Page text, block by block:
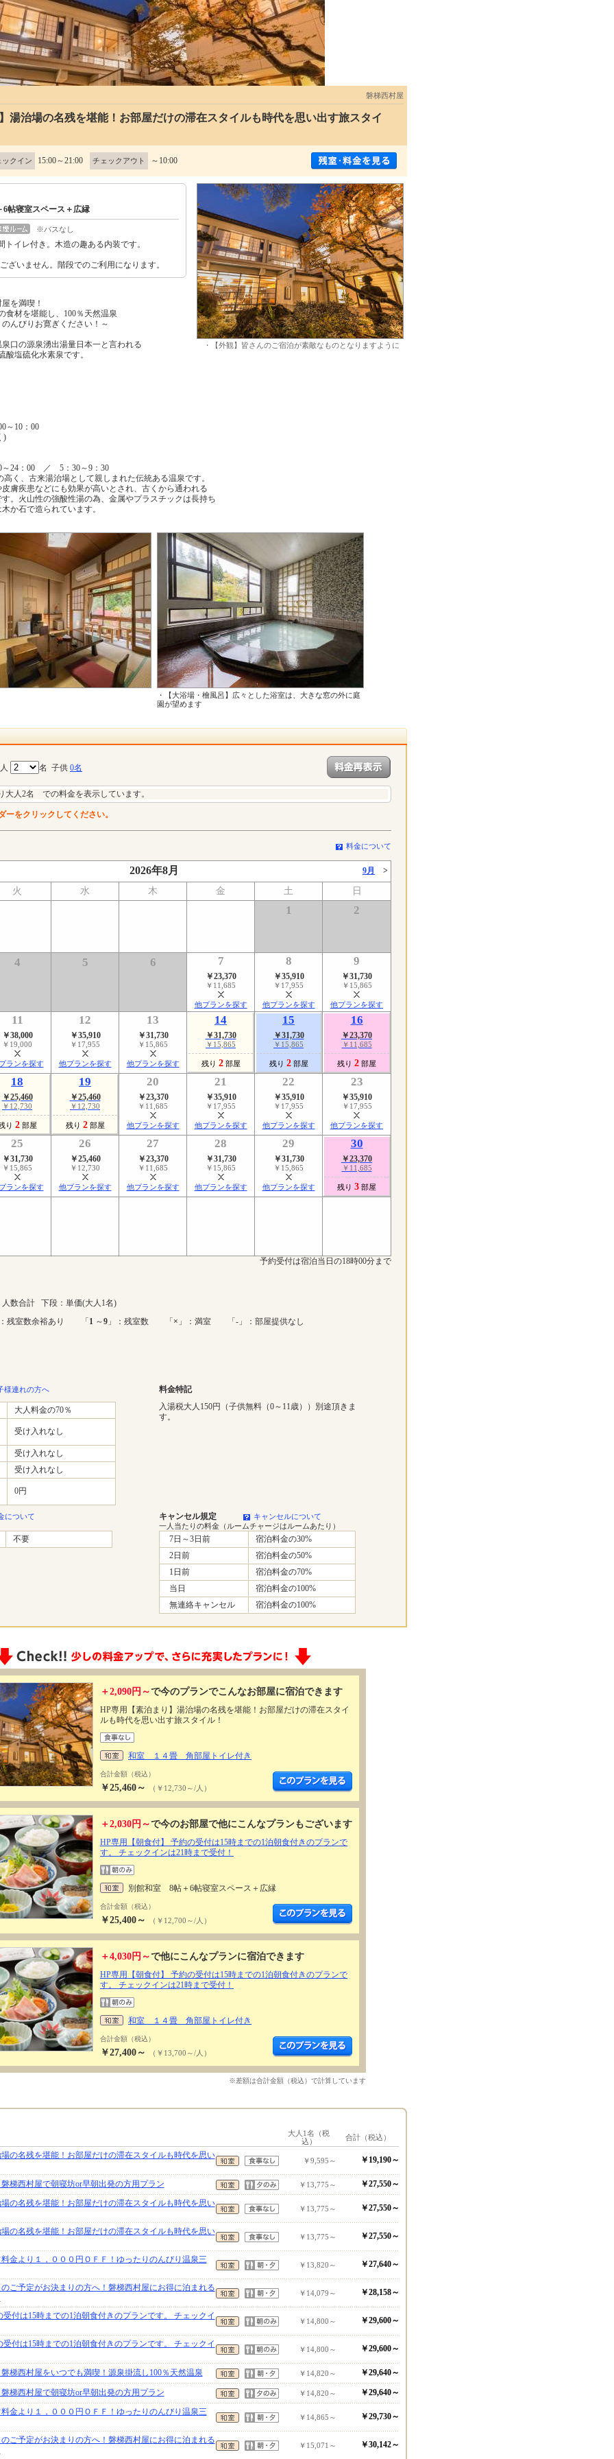
磐梯西村屋
湯治場の名残を堪能！お部屋だけの滞在スタイルも時代を思い出す旅スタイ
ックイン 15:00～21:00 チェックアウト ～10:00
帖寝室スペース＋広縁
※バスなし
トイレ付き。木造の趣ある内装です。
ざいません。階段でのご利用になります。
・【外観】皆さんのご宿泊が素敵なものとなりますように
を満喫！
食材を堪能し、100％天然温泉
んびりお寛ぎください！～
口の源泉湧出湯量日本一と言われる
酸塩硫化水素泉です。
～10：00
)
24：00 ／ 5：30～9：30
く、古来湯治場として親しまれた伝統ある温泉です。
膚疾患などにも効果が高いとされ、古くから通われる
。火山性の強酸性湯の為、金属やプラスチックは長持ち
か石で造られています。
・【大浴場・檜風呂】広々とした浴室は、大きな窓の外に庭
園が望めます
名 子供 0名
大人2名 での料金を表示しています。
ーをクリックしてください。
料金について
2026年8月 9月 >
火 水 木 金 土 日
1 2
4 5 6 7
￥23,370
￥11,685
他プランを探す
8
￥35,910
￥17,955
他プランを探す
9
￥31,730
￥15,865
他プランを探す
11
￥38,000
￥19,000
ランを探す
12
￥35,910
￥17,955
他プランを探す
13
￥31,730
￥15,865
他プランを探す
14
￥31,730
￥15,865
残り 2 部屋
15
￥31,730
￥15,865
残り 2 部屋
16
￥23,370
￥11,685
残り 2 部屋
18
￥25,460
￥12,730
り 2 部屋
19
￥25,460
￥12,730
残り 2 部屋
20
￥23,370
￥11,685
他プランを探す
21
￥35,910
￥17,955
他プランを探す
22
￥35,910
￥17,955
他プランを探す
23
￥35,910
￥17,955
他プランを探す
25
￥31,730
￥15,865
ランを探す
26
￥25,460
￥12,730
他プランを探す
27
￥23,370
￥11,685
他プランを探す
28
￥31,730
￥15,865
他プランを探す
29
￥31,730
￥15,865
他プランを探す
30
￥23,370
￥11,685
残り 3 部屋
予約受付は宿泊当日の18時00分まで
人数合計 下段：単価(大人1名)
残室数余裕あり 「1 ～9 」：残室数 「× 」：満室 「-」：部屋提供なし
様連れの方へ 料金特記
大人料金の70％
受け入れなし
受け入れなし
受け入れなし
0円
入湯税大人150円（子供無料（0～11歳））別途頂きま
す。
について キャンセル規定
キャンセルについて
一人当たりの料金（ルームチャージはルームあたり）
不要 7日～3日前
宿泊料金の30%
2日前
宿泊料金の50%
1日前
宿泊料金の70%
当日
宿泊料金の100%
無連絡キャンセル
宿泊料金の100%
＋2,090円～で今のプランでこんなお部屋に宿泊できます
HP専用【素泊まり】湯治場の名残を堪能！お部屋だけの滞在スタイ
ルも時代を思い出す旅スタイル！
和室 １４畳 角部屋トイレ付き
合計金額（税込）
￥25,460～ （￥12,730～/人）
＋2,030円～で今のお部屋で他にこんなプランもございます
HP専用【朝食付】 予約の受付は15時までの1泊朝食付きのプランで
す。 チェックインは21時まで受付！
別館和室 8帖＋6帖寝室スペース＋広縁
合計金額（税込）
￥25,400～ （￥12,700～/人）
＋4,030円～で他にこんなプランに宿泊できます
HP専用【朝食付】 予約の受付は15時までの1泊朝食付きのプランで
す。 チェックインは21時まで受付！
和室 １４畳 角部屋トイレ付き
合計金額（税込）
￥27,400～ （￥13,700～/人）
※差額は合計金額（税込）で計算しています
大人1名（税
込）
合計（税込）
の名残を堪能！お部屋だけの滞在スタイルも時代を思い
￥9,595～ ￥19,190～
梯西村屋で朝寝坊or早朝出発の方用プラン ￥13,775～
￥27,550～
の名残を堪能！お部屋だけの滞在スタイルも時代を思い
￥13,775～ ￥27,550～
の名残を堪能！お部屋だけの滞在スタイルも時代を思い
￥13,775～ ￥27,550～
金より１，０００円ＯＦＦ！ゆったりのんびり温泉三
￥13,820～ ￥27,640～
ご予定がお決まりの方へ！磐梯西村屋にお得に泊まれる
￥14,079～ ￥28,158～
付は15時までの1泊朝食付きのプランです。 チェックイ
￥14,800～ ￥29,600～
付は15時までの1泊朝食付きのプランです。 チェックイ
￥14,800～ ￥29,600～
梯西村屋をいつでも満喫！源泉掛流し100％天然温泉 ￥14,820～ ￥29,640～
梯西村屋で朝寝坊or早朝出発の方用プラン ￥14,820～
￥29,640～
金より１，０００円ＯＦＦ！ゆったりのんびり温泉三
￥14,865～ ￥29,730～
ご予定がお決まりの方へ！磐梯西村屋にお得に泊まれる
￥15,071～ ￥30,142～